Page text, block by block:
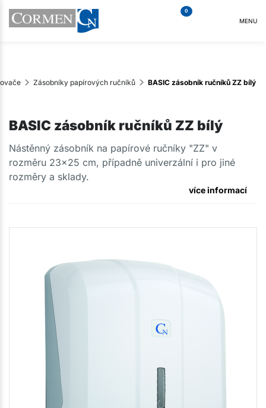
0
MENU
Zásobníky papírových ručníků BASIC zásobník ručníků ZZ bílý
BASIC zásobník ručníků ZZ bílý
Nástěnný zásobník na papírové ručníky "ZZ" v
rozměru 23x25 cm, případně univerzální i pro jiné
rozměry a sklady.
více informací